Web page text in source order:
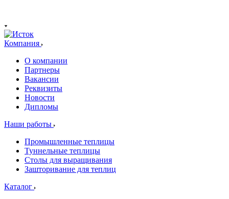
Компания
О компании
Партнеры
Вакансии
Реквизиты
Новости
Дипломы
Наши работы
Промышленные теплицы
Туннельные теплицы
Столы для выращивания
Зашторивание для теплиц
Каталог